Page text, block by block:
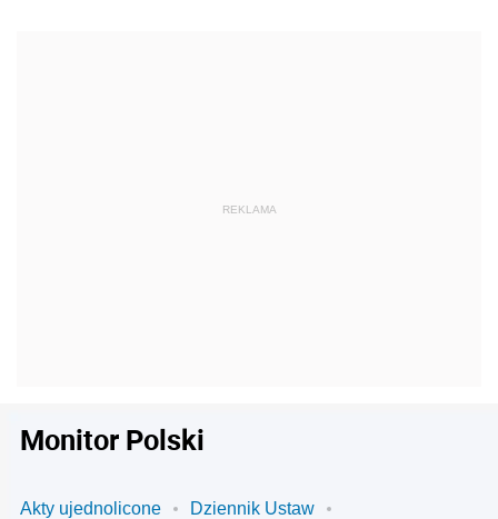
Monitor Polski
Akty ujednolicone
Dziennik Ustaw